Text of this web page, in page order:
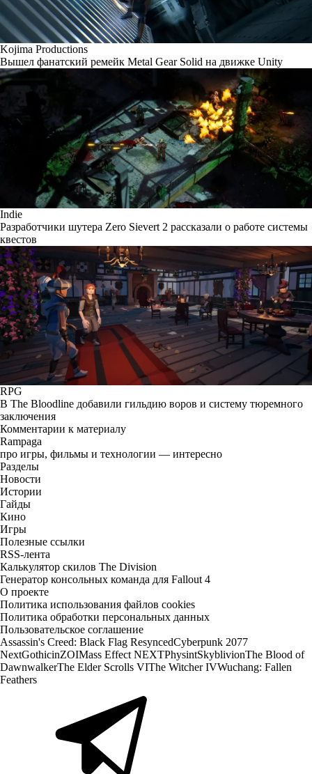
Kojima Productions
Вышел фанатский ремейк Metal Gear Solid на движке Unity
Indie
Разработчики шутера Zero Sievert 2 рассказали о работе системы
квестов
RPG
В The Bloodline добавили гильдию воров и систему тюремного
заключения
Комментарии к материалу
Rampaga
про игры, фильмы и технологии — интересно
Разделы
Новости
Истории
Гайды
Кино
Игры
Полезные ссылки
RSS-лента
Калькулятор скилов The Division
Генератор консольных команда для Fallout 4
О проекте
Политика использования файлов cookies
Политика обработки персональных данных
Пользовательское соглашение
Assassin's Creed: Black Flag ResyncedCyberpunk 2077
NextGothicinZOIMass Effect NEXTPhysintSkyblivionThe Blood of
DawnwalkerThe Elder Scrolls VIThe Witcher IVWuchang: Fallen
Feathers